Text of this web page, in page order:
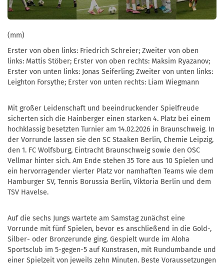
(mm)
Erster von oben links: Friedrich Schreier; Zweiter von oben
links: Mattis Stöber; Erster von oben rechts: Maksim Ryazanov;
Erster von unten links: Jonas Seiferling; Zweiter von unten links:
Leighton Forsythe; Erster von unten rechts: Liam Wiegmann
Mit großer Leidenschaft und beeindruckender Spielfreude
sicherten sich die Hainberger einen starken 4. Platz bei einem
hochklassig besetzten Turnier am 14.02.2026 in Braunschweig. In
der Vorrunde lassen sie den SC Staaken Berlin, Chemie Leipzig,
den 1. FC Wolfsburg, Eintracht Braunschweig sowie den OSC
Vellmar hinter sich. Am Ende stehen 35 Tore aus 10 Spielen und
ein hervorragender vierter Platz vor namhaften Teams wie dem
Hamburger SV, Tennis Borussia Berlin, Viktoria Berlin und dem
TSV Havelse.
Auf die sechs Jungs wartete am Samstag zunächst eine
Vorrunde mit fünf Spielen, bevor es anschließend in die Gold-,
Silber- oder Bronzerunde ging. Gespielt wurde im Aloha
Sportsclub im 5-gegen-5 auf Kunstrasen, mit Rundumbande und
einer Spielzeit von jeweils zehn Minuten. Beste Voraussetzungen